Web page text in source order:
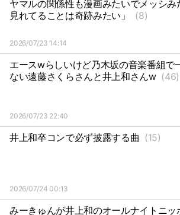
ヤマルの関係性も漫画みたいでメッシ
見れてることは奇跡みたい」
(8)
2026/07/23 14:14
エースwらしいけど乃木坂の音楽番組で
ない遠藤さくらさんと井上和さんw (46)
2026/07/23 22:40
井上和卒コンで必ず披露する曲 (15)
2026/07/24 00:13
みーきゅんが井上和のオールナイトニッ